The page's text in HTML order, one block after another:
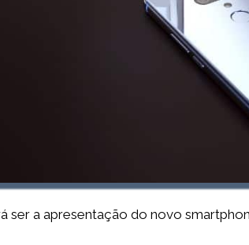
ser a apresentação do novo